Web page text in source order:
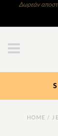
Δωρεάν
HOME /